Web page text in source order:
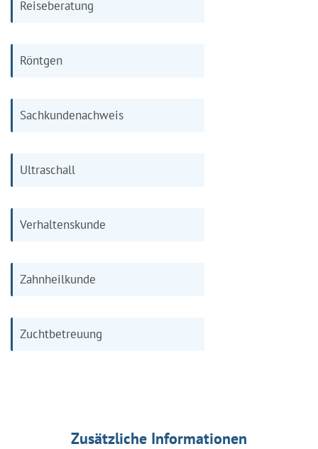
Reiseberatung
Röntgen
Sachkundenachweis
Ultraschall
Verhaltenskunde
Zahnheilkunde
Zuchtbetreuung
Zusätzliche Informationen